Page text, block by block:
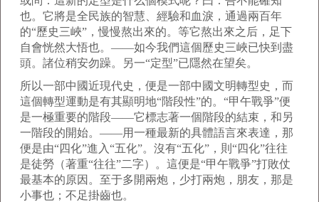
也。它將是全民族的智慧、經驗和血淚，通過兩百年
的“歷史三峽”，慢慢熬出來的。等它熬出來之后，足下
自會恍然大悟也。——如今我們這個歷史三峽已快到盡
頭。諸位稍安勿躁。另一“定型”已隱然在望矣。
所以一部中國近現代史，便是一部中國文明轉型史，而
這個轉型運動是有其顯明地“階段性”的。“甲午戰爭”便
是一極重要的階段——它標志著一個階段的結束，和另
一階段的開始。——用一種最新的具體語言來表達，那
便是由“四化”進入“五化”。沒有“五化”，則“四化”往往
是徒勞（著重“往往”二字）。這便是“甲午戰爭”打敗仗
最基本的原因。至于多開兩炮，少打兩炮，朋友，那是
小事也；不足掛齒也。